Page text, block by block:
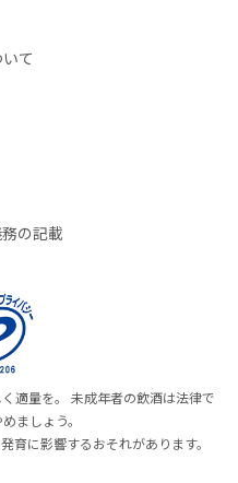
て
の記載
適量を。 未成年者の飲酒は法律で
ましょう。
育に影響するおそれがあります。